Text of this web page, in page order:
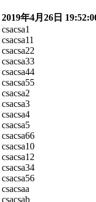
2019年4月26日
csacsa1
csacsa11
csacsa22
csacsa33
csacsa44
csacsa55
csacsa2
csacsa3
csacsa4
csacsa5
csacsa66
csacsa10
csacsa12
csacsa34
csacsa56
csacsaa
csacsab